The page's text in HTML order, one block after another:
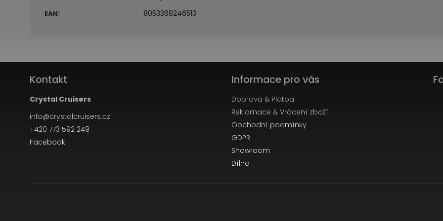
EAN: 8053368246513
Kontakt
Crystal Cruisers
info@crystalcruisers.cz
+420 773 592 249
Facebook
Informace pro vás
Doprava & Platba
Reklamace & Vrácení zboží
Obchodní podmínky
GDPR
Showroom
Dílna